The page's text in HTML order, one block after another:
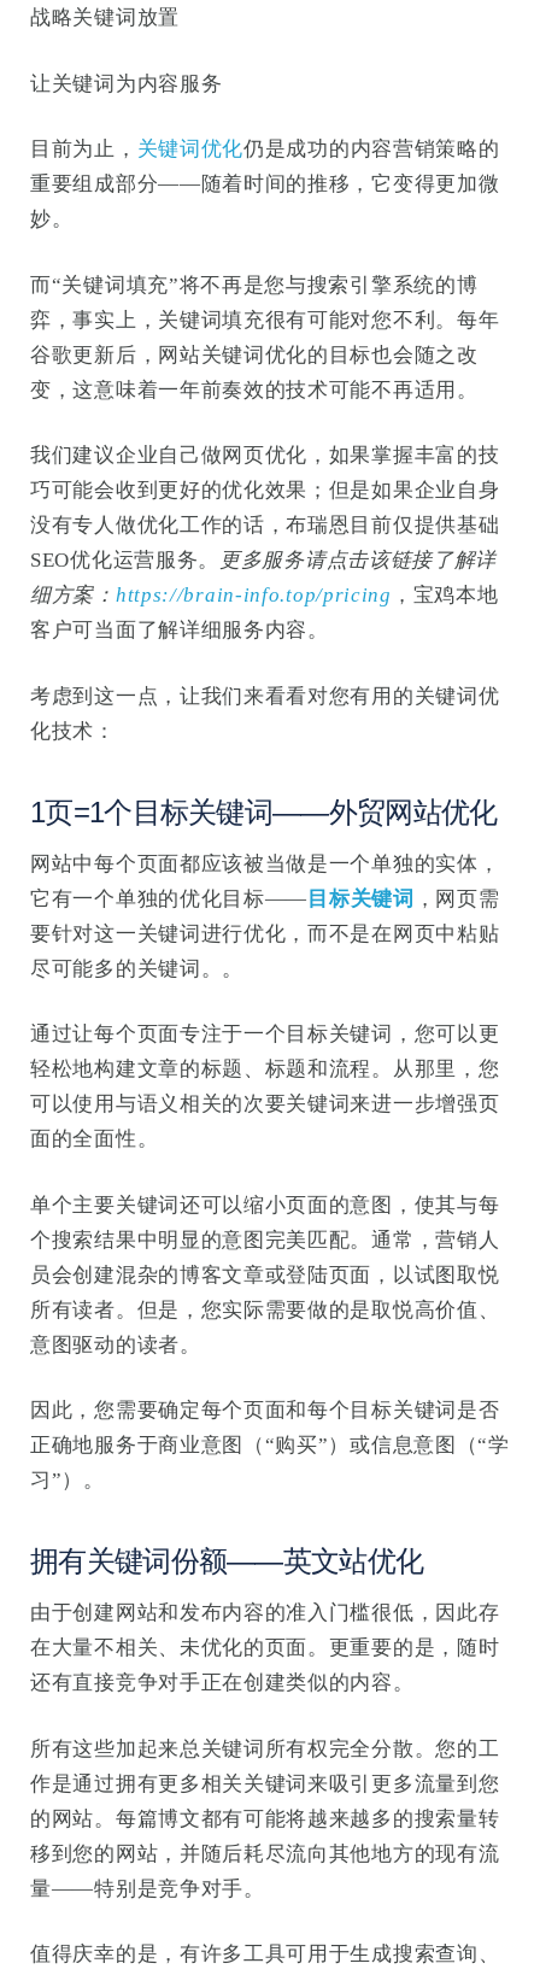
战略关键词放置
让关键词为内容服务
目前为止， 关键词优化仍是成功的内容营销策略的
重要组成部分——随着时间的推移，它变得更加微
妙。
而“关键词填充”将不再是您与搜索引擎系统的博
弈，事实上，关键词填充很有可能对您不利。每年
谷歌更新后，网站关键词优化的目标也会随之改
变，这意味着一年前奏效的技术可能不再适用。
我们建议企业自己做网页优化，如果掌握丰富的技
巧可能会收到更好的优化效果；但是如果企业自身
没有专人做优化工作的话，布瑞恩目前仅提供基础
SEO优化运营服务。
更多服务请点击该链接了解详
细方案： https://brain-info.top/pricing ，宝鸡本地
客户可当面了解详细服务内容。
考虑到这一点，让我们来看看对您有用的关键词优
化技术：
1页=1个目标关键词——外贸网站优化
网站中每个页面都应该被当做是一个单独的实体，
它有一个单独的优化目标—— 目标关键词 ，网页需
要针对这一关键词进行优化，而不是在网页中粘贴
尽可能多的关键词。。
通过让每个页面专注于一个目标关键词，您可以更
轻松地构建文章的标题、标题和流程。从那里，您
可以使用与语义相关的次要关键词来进一步增强页
面的全面性。
单个主要关键词还可以缩小页面的意图，使其与每
个搜索结果中明显的意图完美匹配。通常，营销人
员会创建混杂的博客文章或登陆页面，以试图取悦
所有读者。但是，您实际需要做的是取悦高价值、
意图驱动的读者。
因此，您需要确定每个页面和每个目标关键词是否
正确地服务于商业意图（“购买”）或信息意图（“学
习”）。
拥有关键词份额——英文站优化
由于创建网站和发布内容的准入门槛很低，因此存
在大量不相关、未优化的页面。更重要的是，随时
还有直接竞争对手正在创建类似的内容。
所有这些加起来总关键词所有权完全分散。您的工
作是通过拥有更多相关关键词来吸引更多流量到您
的网站。每篇博文都有可能将越来越多的搜索量转
移到您的网站，并随后耗尽流向其他地方的现有流
量——特别是竞争对手。
值得庆幸的是，有许多工具可用于生成搜索查询、